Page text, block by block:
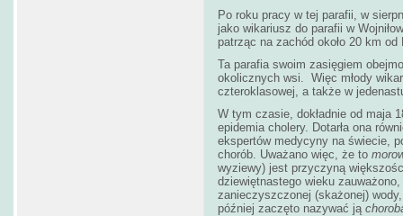
Po roku pracy w tej parafii, w
jako wikariusz do parafii w
patrząc na zachód około 20 km od
Ta parafia swoim zasięgiem
okolicznych wsi. Więc młody
czteroklasowej, a także w
W tym czasie, dokładnie od maja
epidemia cholery. Dotarła ona
ekspertów medycyny na świecie,
chorób. Uważano więc, że to
wyziewy) jest przyczyną
dziewiętnastego wieku
zanieczyszczonej (skażonej)
później zaczęto nazywać ją